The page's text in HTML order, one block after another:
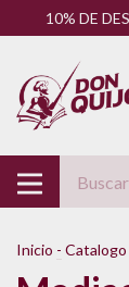
10% DE
Inicio - Catalogo